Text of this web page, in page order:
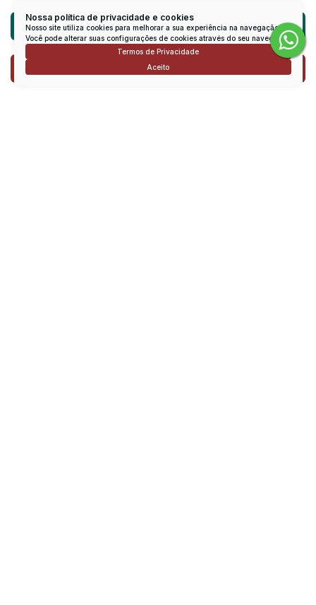
Nossa política de privacidade e cookies
Nosso site utiliza cookies para melhorar a sua experiência na navegação.
Você pode alterar suas configurações de cookies através do seu navegador.
Termos de Privacidade
Aceito
Atendimento peloWhatsApp
Dúvidas? Nós ligamos!